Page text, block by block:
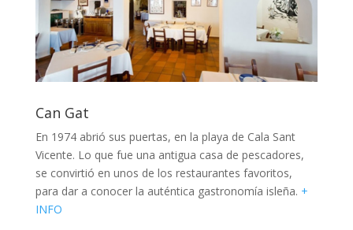
Can Gat
En 1974 abrió sus puertas, en la playa de Cala Sant
Vicente. Lo que fue una antigua casa de pescadores,
se convirtió en unos de los restaurantes favoritos,
para dar a conocer la auténtica gastronomía isleña. +
INFO